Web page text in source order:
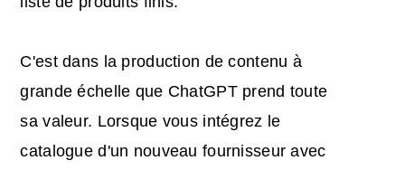
C'est dans la production de contenu à
grande échelle que ChatGPT prend toute
sa valeur. Lorsque vous intégrez le
catalogue d'un nouveau fournisseur avec